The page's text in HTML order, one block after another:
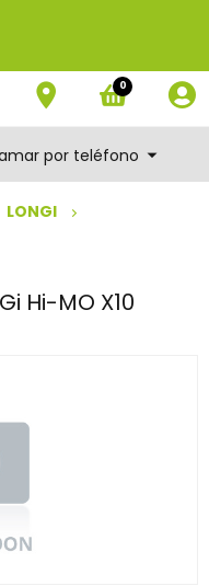
0
por teléfono
LONGI
Hi-MO X10